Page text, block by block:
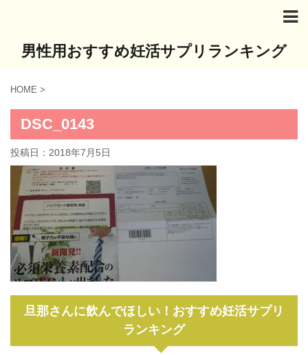
男性用おすすめ妊活サプリランキング
HOME >
DSC_0143
投稿日： 2018年7月5日
旦那さんに飲んでほしい！おすすめ妊活サプリ
ランキング